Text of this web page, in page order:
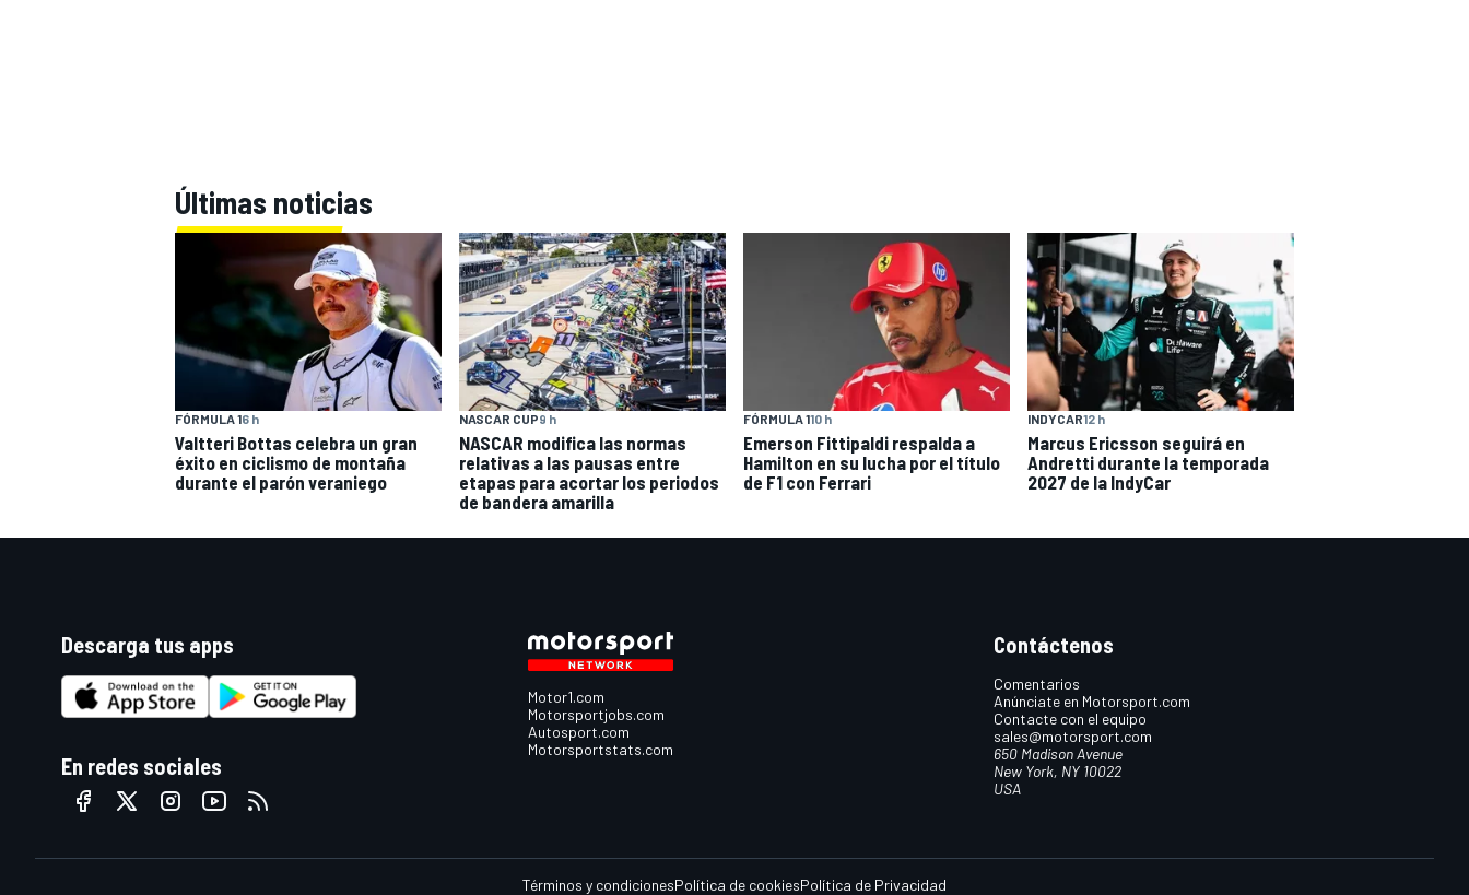
MÁS CATEGORÍAS
Últimas noticias
FÓRMULA 16 h
Valtteri Bottas celebra un gran
éxito en ciclismo de montaña
durante el parón veraniego
NASCAR CUP9 h
NASCAR modifica las normas
relativas a las pausas entre
etapas para acortar los periodos
de bandera amarilla
FÓRMULA 110 h
Emerson Fittipaldi respalda a
Hamilton en su lucha por el título
de F1 con Ferrari
INDYCAR12 h
Marcus Ericsson seguirá en
Andretti durante la temporada
2027 de la IndyCar
Descarga tus apps
En redes sociales
Motor1.com
Motorsportjobs.com
Autosport.com
Motorsportstats.com
Contáctenos
Comentarios
Anúnciate en Motorsport.com
Contacte con el equipo
sales@motorsport.com
650 Madison Avenue
New York, NY 10022
USA
Términos y condicionesPolítica de cookiesPolítica de Privacidad